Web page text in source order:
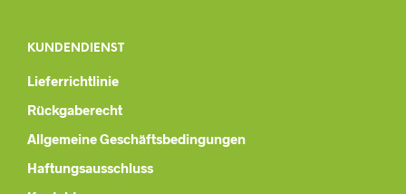
KUNDENDIENST
Lieferrichtlinie
Rückgaberecht
Allgemeine Geschäftsbedingungen
Haftungsausschluss